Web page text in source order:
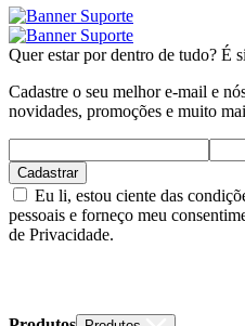
Quer estar por dentro de tudo? É
Cadastre o seu melhor e-mail e
novidades, promoções e muito
Cadastrar
Eu li, estou ciente das
pessoais e forneço meu
de Privacidade.